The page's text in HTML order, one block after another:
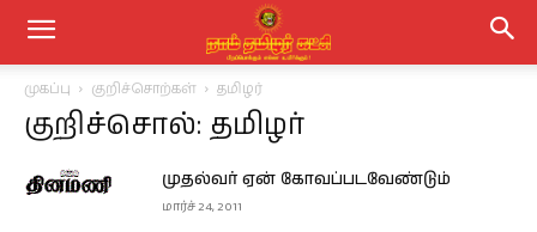
முகப்பு குறிச்சொற்கள் தமிழர்
குறிச்சொல்: தமிழர்
முதல்வர் ஏன் கோவப்படவேண்டும்
மார்ச் 24, 2011